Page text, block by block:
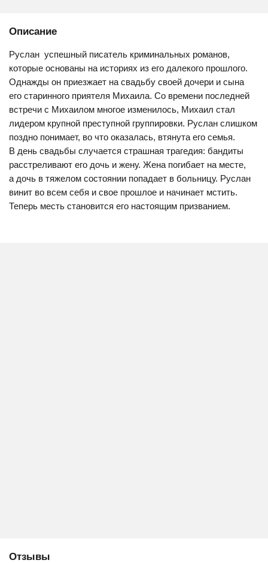
Описание
Руслан  успешный писатель криминальных романов,
которые основаны на историях из его далекого прошлого.
Однажды он приезжает на свадьбу своей дочери и сына
его старинного приятеля Михаила. Со времени последней
встречи с Михаилом многое изменилось, Михаил стал
лидером крупной преступной группировки. Руслан слишком
поздно понимает, во что оказалась, втянута его семья.
В день свадьбы случается страшная трагедия: бандиты
расстреливают его дочь и жену. Жена погибает на месте,
а дочь в тяжелом состоянии попадает в больницу. Руслан
винит во всем себя и свое прошлое и начинает мстить.
Теперь месть становится его настоящим призванием.
Отзывы